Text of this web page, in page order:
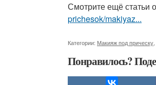
Смотрите ещё статьи
prichesok/makiyaz...
Категории: Макияж под прическу
Понравилось?